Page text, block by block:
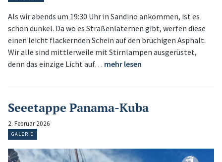
Als wir abends um 19:30 Uhr in Sandino ankommen, ist es
schon dunkel. Da wo es Straßenlaternen gibt, werfen diese
einen leicht flackernden Schein auf den brüchigen Asphalt.
Wir alle sind mittlerweile mit Stirnlampen ausgerüstet,
denn das einzige Licht auf… mehr lesen
Seeetappe Panama-Kuba
2. Februar 2026
GALERIE